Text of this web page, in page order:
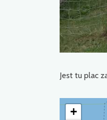
Jest tu plac
+